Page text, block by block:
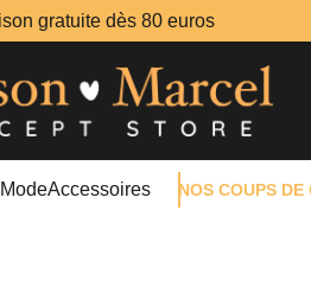
gratuite dès 80 euros
ModeAccessoires NOS COUPS